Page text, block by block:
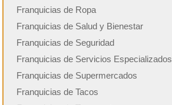
Franquicias de Ropa
Franquicias de Salud y Bienestar
Franquicias de Seguridad
Franquicias de Servicios Especializados
Franquicias de Supermercados
Franquicias de Tacos